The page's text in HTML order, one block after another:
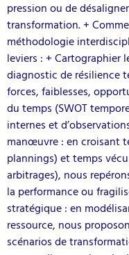
pression ou de
transformation. +
méthodologie
leviers : + Cartographier
diagnostic de résilience
forces, faiblesses,
du temps (SWOT
internes et
manœuvre : en croisant
plannings) et temps
arbitrages), nous
la performance ou
stratégique : en
ressource, nous
scénarios de